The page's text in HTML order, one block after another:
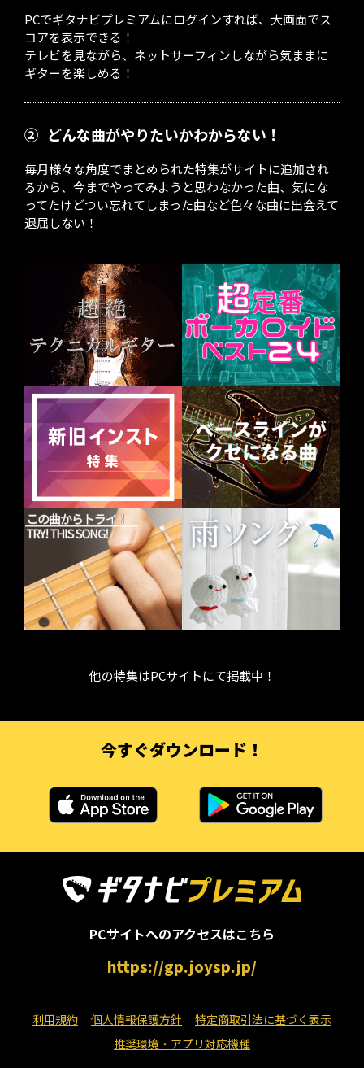
PCでギタナビプレミアムにログインすれば、大画面でス
コアを表示できる！
テレビを見ながら、ネットサーフィンしながら気ままに
ギターを楽しめる！
② どんな曲がやりたいかわからない！
毎月様々な角度でまとめられた特集がサイトに追加され
るから、今までやってみようと思わなかった曲、気にな
ってたけどつい忘れてしまった曲など色々な曲に出会えて
退屈しない！
他の特集はPCサイトにて掲載中！
今すぐダウンロード！
PCサイトへのアクセスはこちら
https://gp.joysp.jp/
利用規約 個人情報保護方針
特定商取引法に基づく表示
推奨環境・アプリ対応機種